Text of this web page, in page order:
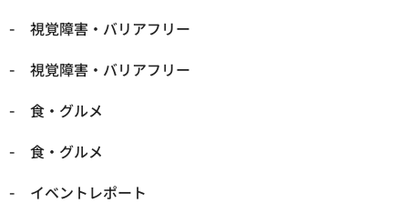
​視覚障害・バリアフリー
​視覚障害・バリアフリー
​食・グルメ
​食・グルメ
イベントレポート